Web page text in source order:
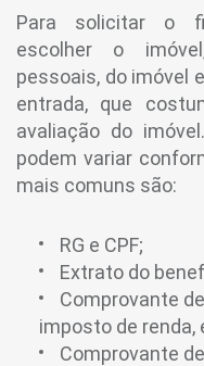
Para solicitar o
escolher o
pessoais, do imóvel
entrada, que
avaliação do
podem variar
mais comuns são:
RG e CPF;
Extrato do
Comprovante
imposto de renda,
Comprovante